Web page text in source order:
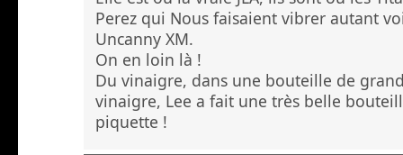
Perez qui Nous faisaient vibrer autant
Uncanny XM.
On en loin là !
Du vinaigre, dans une bouteille de
vinaigre, Lee a fait une très belle
piquette !